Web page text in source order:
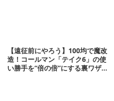
【遠征前にやろう】100均で魔改
造！コールマン「テイク6」の使
い勝手を“倍の倍”にする裏ワザ6